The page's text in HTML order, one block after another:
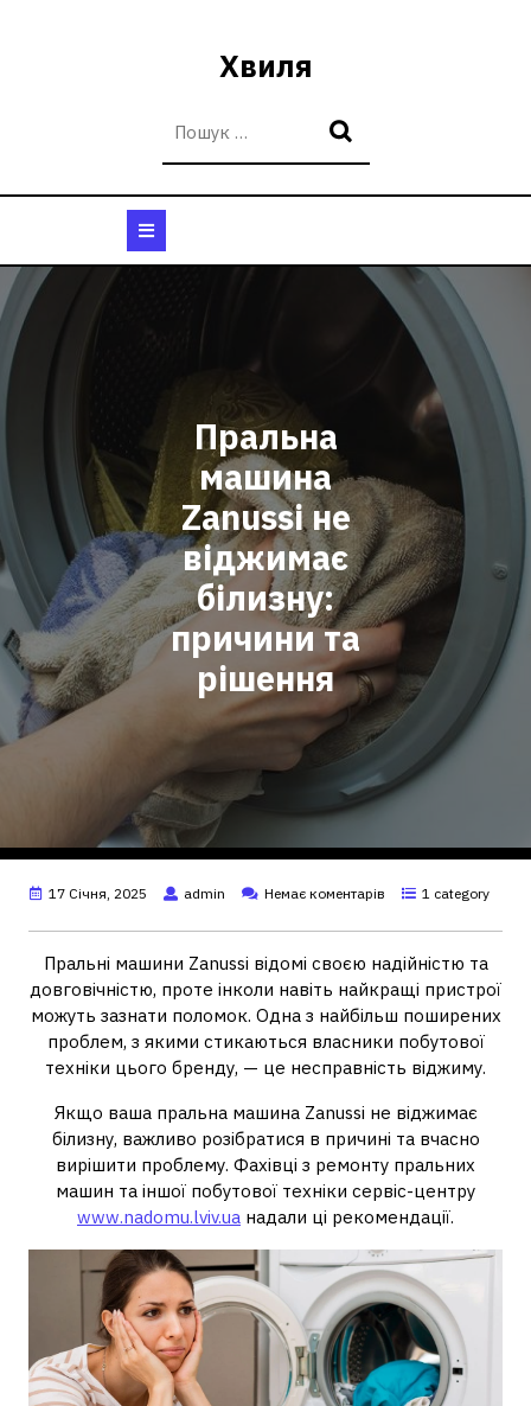
Хвиля
Відкрити
Пральна
машина
Zanussi не
віджимає
білизну:
причини та
рішення
17 Січня, 2025 admin Немає коментарів 1 category
Пральні машини Zanussi відомі своєю надійністю та
довговічністю, проте інколи навіть найкращі пристрої
можуть зазнати поломок. Одна з найбільш поширених
проблем, з якими стикаються власники побутової
техніки цього бренду, — це несправність віджиму.
Якщо ваша пральна машина Zanussi не віджимає
білизну, важливо розібратися в причині та вчасно
вирішити проблему. Фахівці з ремонту пральних
машин та іншої побутової техніки сервіс-центру
www.nadomu.lviv.ua надали ці рекомендації.